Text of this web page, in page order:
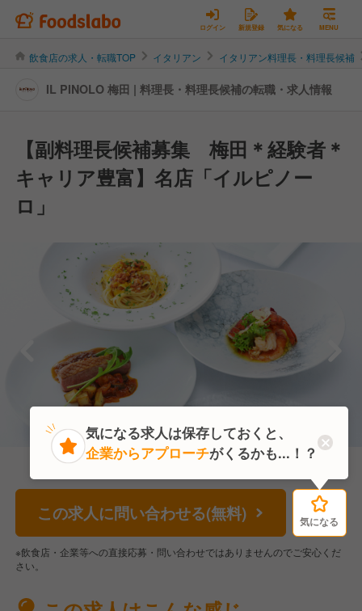
ログイン 新規登録 気になる MENU
飲食店の求人・転職TOP イタリアン イタリアン料理長・料理長候補
IL PINOLO 梅田 | 料理長・料理長候補の転職・求人情報
【副料理長候補募集 梅田＊経験者＊
キャリア豊富】名店「イルピノー
ロ」
この求人に問い合わせる(無料) 気になる
※飲食店・企業等への直接応募・問い合わせではありませんのでご安心くだ
さい。
気になる
気になる求人は保存しておくと、
企業からアプローチがくるかも...！？